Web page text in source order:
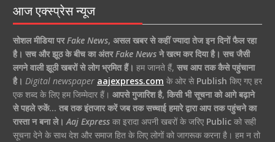
आज एक्स्प्रेस न्यूज
सोशल मीडिया परFake News, असल खबर से कहीं ज्यादा तेज इन दिनों फैल रहा
है। सच और झूठ के बीच का अंतरFake Newsने खत्म कर दिया है। सच जैसी
लगने वाली झूठी खबरों से लोग भ्रमित हैं। हम जानते हैं, सच आप तक कैसे पहुंचाना
है। Digital newspaper aajexpress.com के ओर से Publish किए गए हर
एक शब्द के लिए हम जिम्मेदार हैं। आपसे गुजारिश है, किसी भी सूचना को आगे बढ़ाने
से पहले रुकें… तब तक इंतजार करें जब तक सच्चाई हमारे द्वारा आप तक पहुंचने का
रास्ता न बना ले। Aaj Expressका इरादा अपनी खबरों के जरिए Publicको सही
सूचना देने के साथ देश और समाज हित के लिए लोगों को जागरूक करना है। हम न तो